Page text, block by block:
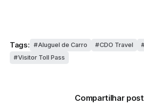
Tags: Aluguel de Carro CDO Travel
Visitor Toll Pass
Compartilhar post